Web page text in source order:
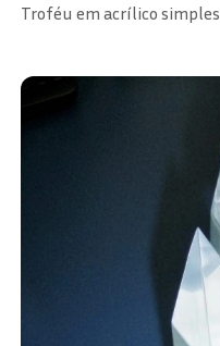
Troféu em acrílico simples